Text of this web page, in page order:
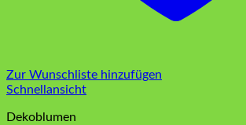
Zur Wunschliste hinzufügen
Schnellansicht
Dekoblumen